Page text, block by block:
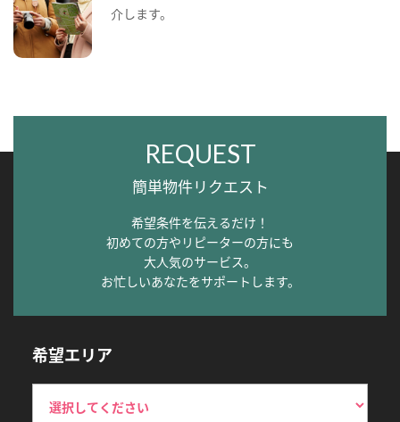
介します。
REQUEST
簡単物件リクエスト
希望条件を伝えるだけ！
初めての方やリピーターの方にも
大人気のサービス。
お忙しいあなたをサポートします。
希望エリア